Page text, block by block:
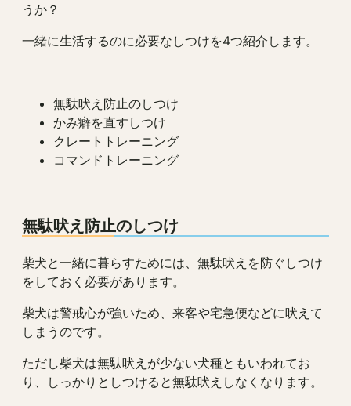
うか？
一緒に生活するのに必要なしつけを4つ紹介します。
無駄吠え防止のしつけ
かみ癖を直すしつけ
クレートトレーニング
コマンドトレーニング
無駄吠え防止のしつけ
柴犬と一緒に暮らすためには、無駄吠えを防ぐしつけ
をしておく必要があります。
柴犬は警戒心が強いため、来客や宅急便などに吠えて
しまうのです。
ただし柴犬は無駄吠えが少ない犬種ともいわれてお
り、しっかりとしつけると無駄吠えしなくなります。